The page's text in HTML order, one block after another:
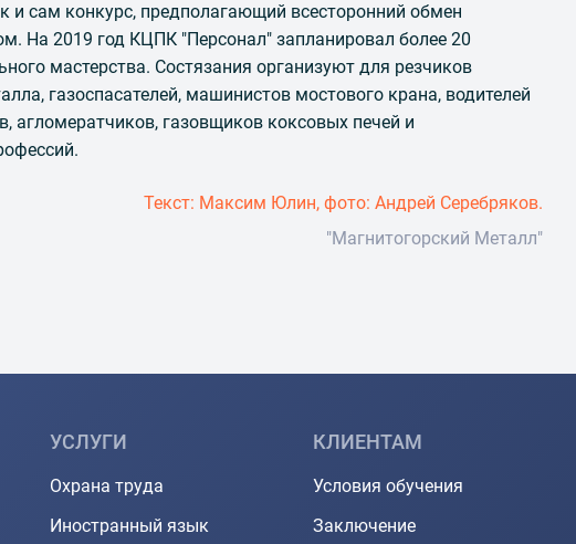
и сам конкурс, предполагающий всесторонний обмен
На 2019 год КЦПК "Персонал" запланировал более 20
мастерства. Состязания организуют для резчиков
газоспасателей, машинистов мостового крана, водителей
агломератчиков, газовщиков коксовых печей и
Текст: Максим Юлин, фото: Андрей Серебряков.
"Магнитогорский Металл"
УСЛУГИ
Охрана труда
Иностранный язык
КЛИЕНТАМ
Условия обучения
Заключение